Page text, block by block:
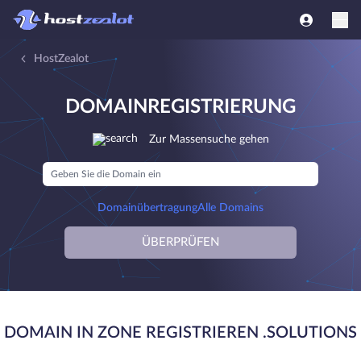
HostZealot
DOMAINREGISTRIERUNG
Zur Massensuche gehen
DomainübertragungAlle Domains
ÜBERPRÜFEN
DOMAIN IN ZONE REGISTRIEREN .SOLUTIONS